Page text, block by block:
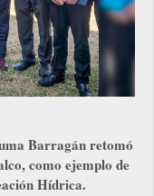
Barragán retomó
como ejemplo de
Hídrica.